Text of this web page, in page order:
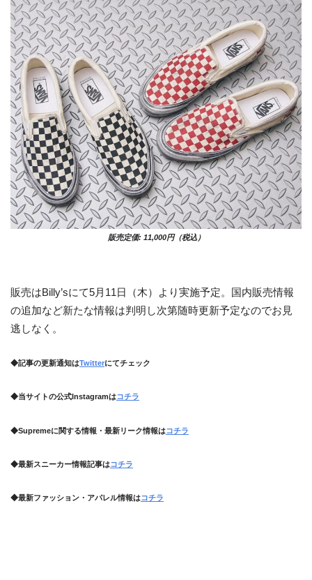
販売定価: 11,000円（税込）
販売はBilly’sにて5月11日（木）より実施予定。国内販売情報
の追加など新たな情報は判明し次第随時更新予定なのでお見
逃しなく。
◆記事の更新通知はTwitterにてチェック
◆当サイトの公式Instagramはコチラ
◆Supremeに関する情報・最新リーク情報はコチラ
◆最新スニーカー情報記事はコチラ
◆最新ファッション・アパレル情報はコチラ